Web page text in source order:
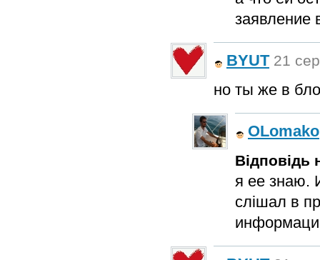
заявление
BYUT 21
но ты же в
OLomako
Відповідь
я ее знаю.
слішал в